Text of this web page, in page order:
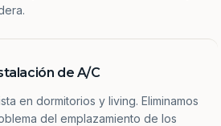
de A/C
en dormitorios y living. Eliminamos
del emplazamiento de los